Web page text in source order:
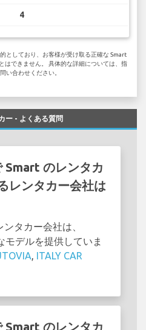
4
としており、お客様が受け取る正確な Smart
はできません。 具体的な詳細については、指
い合わせください。
ー - よくある質問
Smart のレンタカ
レンタカー会社は
タカー会社は、
モデルを提供していま
ITALY CAR
Smart のレンタカ